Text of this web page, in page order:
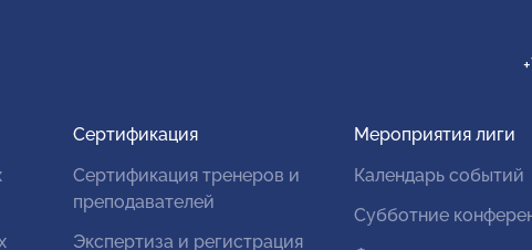
Сертификация
Сертификация тренеров и
преподавателей
Экспертиза и регистрация
Мероприятия лиги
Календарь событий
Субботние